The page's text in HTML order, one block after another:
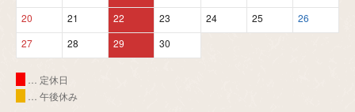
20
21 22 23 24 25
26
27
28 29 30
… 定休日
… 午後休み